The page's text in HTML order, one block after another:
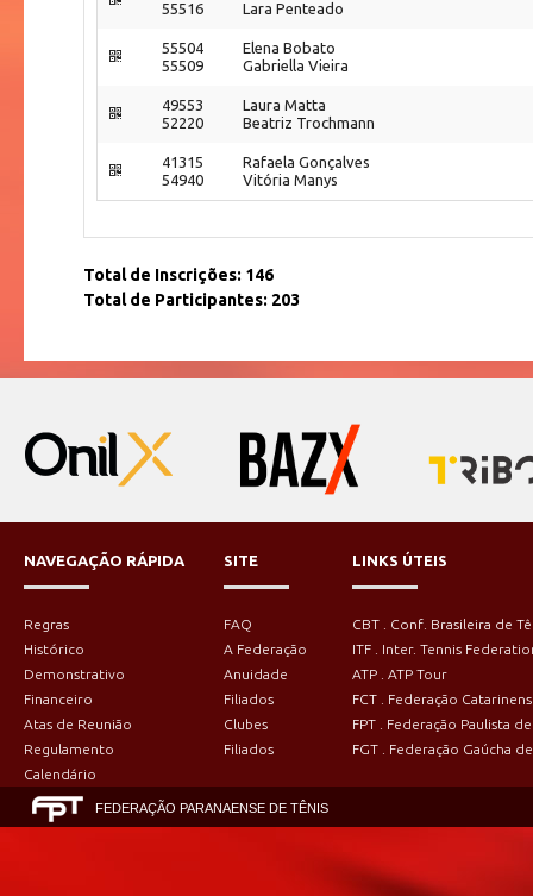
55516 Lara Penteado
55504
55509
Elena Bobato
Gabriella Vieira
49553
52220
Laura Matta
Beatriz Trochmann
41315
54940
Rafaela Gonçalves
Vitória Manys
Total de Inscrições: 146
Total de Participantes: 203
NAVEGAÇÃO RÁPIDA
Regras
Histórico
Demonstrativo
Financeiro
Atas de Reunião
Regulamento
Calendário
SITE
FAQ
A Federação
Anuidade
Filiados
Clubes
Filiados
LINKS ÚTEIS
CBT . Conf. Brasileira de
ITF . Inter. Tennis
ATP . ATP Tour
FCT . Federação
FPT . Federação Paulista
FGT . Federação Gaúcha
FEDERAÇÃO PARANAENSE DE TÊNIS